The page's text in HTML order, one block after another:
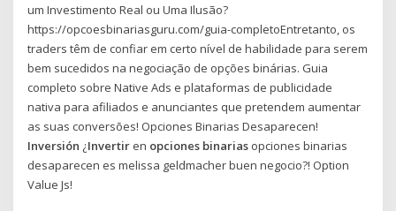
um Investimento Real ou Uma Ilusão?
https://opcoesbinariasguru.com/guia-completoEntretanto, os
traders têm de confiar em certo nível de habilidade para serem
bem sucedidos na negociação de opções binárias. Guia
completo sobre Native Ads e plataformas de publicidade
nativa para afiliados e anunciantes que pretendem aumentar
as suas conversões! Opciones Binarias Desaparecen!
Inversión ¿Invertir en opciones binarias opciones binarias
desaparecen es melissa geldmacher buen negocio?! Option
Value Js!